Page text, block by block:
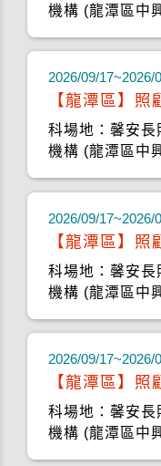
機構 (龍潭區
2026/09/17~2026/
【龍潭區】
科場地：馨安
機構 (龍潭區
2026/09/17~2026/
【龍潭區】
科場地：馨安
機構 (龍潭區
2026/09/17~2026/
【龍潭區】
科場地：馨安
機構 (龍潭區